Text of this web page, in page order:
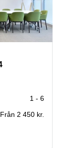
1 - 6
Från 2 450 kr.